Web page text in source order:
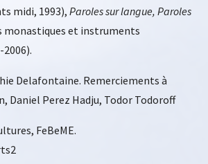
midi, 1993), Paroles sur langue, Paroles
monastiques et instruments
Delafontaine. Remerciements à
Daniel Perez Hadju, Todor Todoroff
FeBeME.